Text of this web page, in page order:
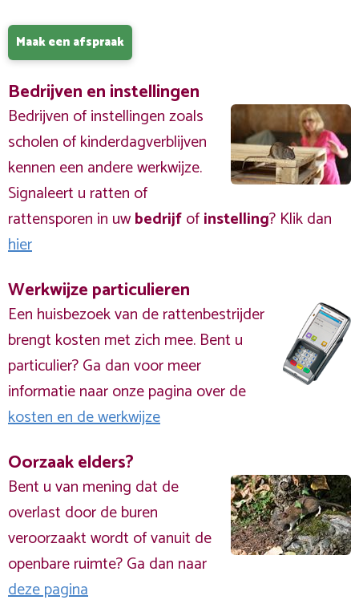
Maak een afspraak
Bedrijven en instellingen
Bedrijven of instellingen zoals
scholen of kinderdagverblijven
kennen een andere werkwijze.
Signaleert u ratten of
rattensporen in uwbedrijfofinstelling? Klik dan
hier
Werkwijze particulieren
Een huisbezoek van de rattenbestrijder
brengt kosten met zich mee. Bent u
particulier? Ga dan voor meer
informatie naar onze pagina over de
kosten en de werkwijze
Oorzaak elders?
Bent u van mening dat de
overlast door de buren
veroorzaakt wordt of vanuit de
openbare ruimte? Ga dan naar
deze pagina